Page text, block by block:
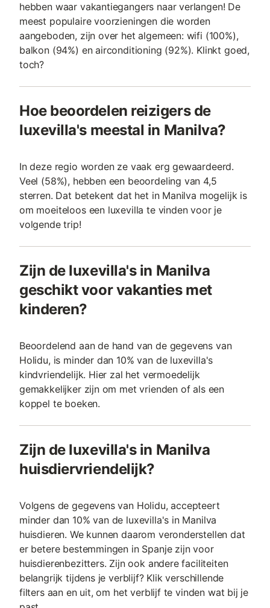
hebben waar vakantiegangers naar verlangen! De
meest populaire voorzieningen die worden
aangeboden, zijn over het algemeen: wifi (100%),
balkon (94%) en airconditioning (92%). Klinkt goed,
toch?
Hoe beoordelen reizigers de
luxevilla's meestal in Manilva?
In deze regio worden ze vaak erg gewaardeerd.
Veel (58%), hebben een beoordeling van 4,5
sterren. Dat betekent dat het in Manilva mogelijk is
om moeiteloos een luxevilla te vinden voor je
volgende trip!
Zijn de luxevilla's in Manilva
geschikt voor vakanties met
kinderen?
Beoordelend aan de hand van de gegevens van
Holidu, is minder dan 10% van de luxevilla's
kindvriendelijk. Hier zal het vermoedelijk
gemakkelijker zijn om met vrienden of als een
koppel te boeken.
Zijn de luxevilla's in Manilva
huisdiervriendelijk?
Volgens de gegevens van Holidu, accepteert
minder dan 10% van de luxevilla's in Manilva
huisdieren. We kunnen daarom veronderstellen dat
er betere bestemmingen in Spanje zijn voor
huisdierenbezitters. Zijn ook andere faciliteiten
belangrijk tijdens je verblijf? Klik verschillende
filters aan en uit, om het verblijf te vinden wat bij je